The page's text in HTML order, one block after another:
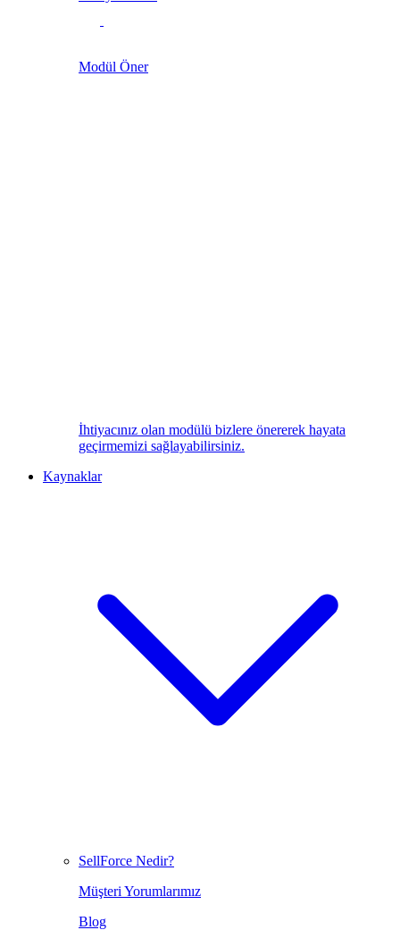
Modül Öner
İhtiyacınız olan modülü bizlere önererek hayata
geçirmemizi sağlayabilirsiniz.
Kaynaklar
SellForce Nedir?
Müşteri Yorumlarımız
Blog